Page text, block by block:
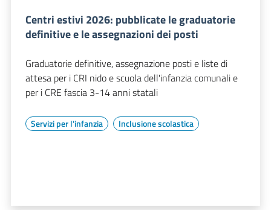
Centri estivi 2026: pubblicate le graduatorie
definitive e le assegnazioni dei posti
Graduatorie definitive, assegnazione posti e liste di
attesa per i CRI nido e scuola dell'infanzia comunali e
per i CRE fascia 3-14 anni statali
Servizi per l'infanzia Inclusione scolastica